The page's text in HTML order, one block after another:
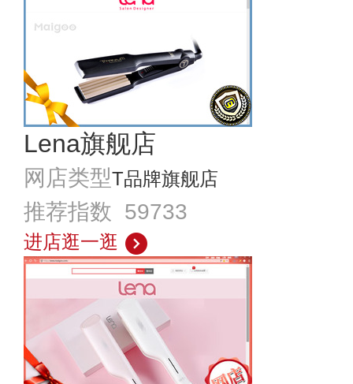
Lena旗舰店
网店类型T品牌旗舰店
推荐指数 59733
进店逛一逛